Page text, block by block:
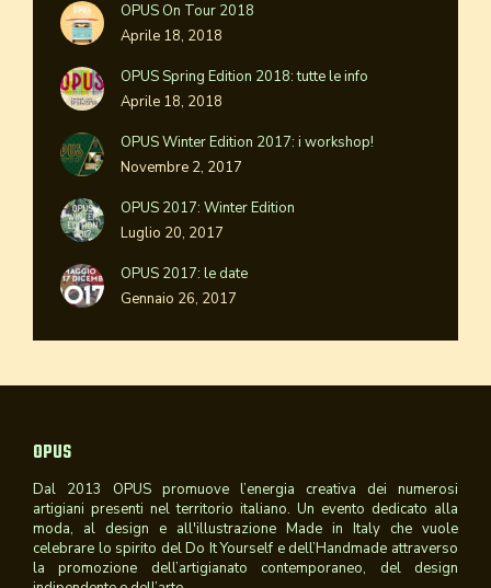
OPUS On Tour 2018
Aprile 18, 2018
OPUS Spring Edition 2018: tutte le info
Aprile 18, 2018
OPUS Winter Edition 2017: i workshop!
Novembre 2, 2017
OPUS 2017: Winter Edition
Luglio 20, 2017
OPUS 2017: le date
Gennaio 26, 2017
OPUS
Dal 2013 OPUS promuove l’energia creativa dei numerosi
artigiani presenti nel territorio italiano. Un evento dedicato alla
moda, al design e all'illustrazione Made in Italy che vuole
celebrare lo spirito del Do It Yourself e dell’Handmade attraverso
la promozione dell’artigianato contemporaneo, del design